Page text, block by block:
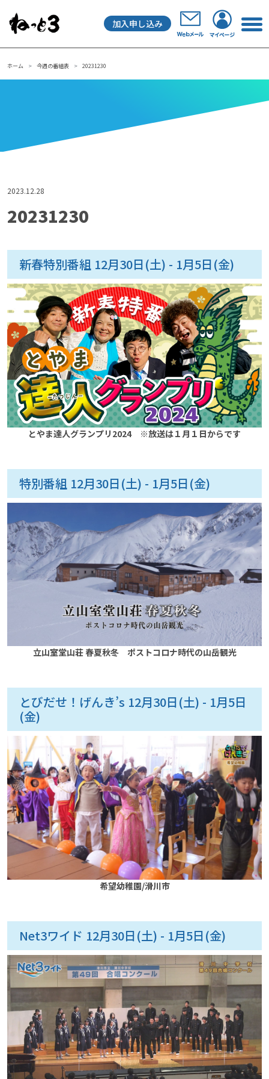
メインナビゲーション
加入申し込み
ホーム 今週の番組表 20231230
2023.12.28
20231230
新春特別番組 12月30日(土) - 1月5日(金)
とやま達人グランプリ2024 ※放送は１月１日からです
特別番組 12月30日(土) - 1月5日(金)
立山室堂山荘 春夏秋冬 ポストコロナ時代の山岳観光
とびだせ！げんき’s 12月30日(土) - 1月5日
(金)
希望幼稚園/滑川市
Net3ワイド 12月30日(土) - 1月5日(金)